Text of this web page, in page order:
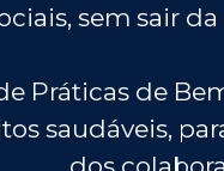
sem sair
Práticas de
saudáveis,